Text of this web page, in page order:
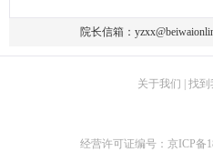
院长信箱：
关于我们 找到
经营许可证编号： 京ICP备